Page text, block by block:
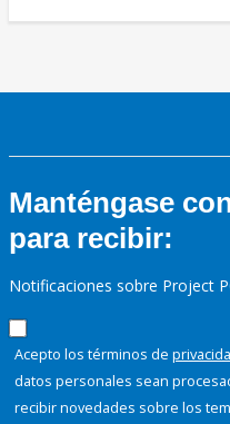
Manténgase
para recibir:
Notificaciones sobre Project
Acepto los términos de
datos personales sean
recibir novedades sobre los